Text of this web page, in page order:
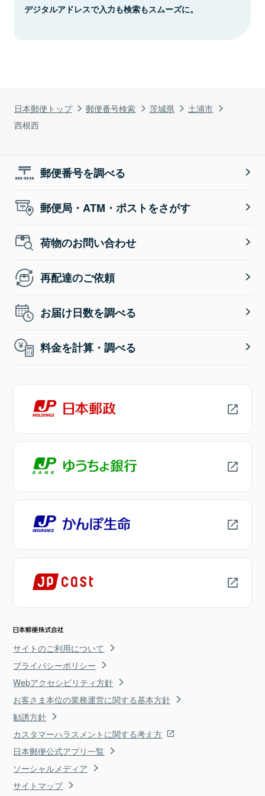
日本郵便トップ 郵便番号検索 茨城県
土浦市
西根西
デジタルアドレスで入力も検索もスムーズに。
郵便番号を調べる
郵便局・ATM・ポストをさがす
荷物のお問い合わせ
再配達のご依頼
お届け日数を調べる
料金を計算・調べる
サイトのご利用について
プライバシーポリシー
Webアクセシビリティ方針
お客さま本位の業務運営に関する基本方針
勧誘方針
カスタマーハラスメントに関する考え方
日本郵便公式アプリ一覧
ソーシャルメディア
サイトマップ